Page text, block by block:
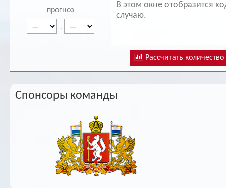
В этом окне отобразится
случаю.
прогноз
:
Рассчитать
Спонсоры команды